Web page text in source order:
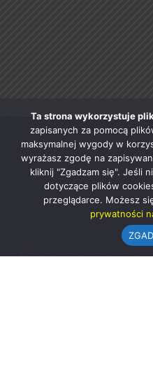
Ta strona wykorzystuje
zapisanych za pomocą
maksymalnej wygody w
wyrażasz zgodę na
kliknij "Zgadzam się". Jeśli
dotyczące plików
przeglądarce. Możesz
prywatności